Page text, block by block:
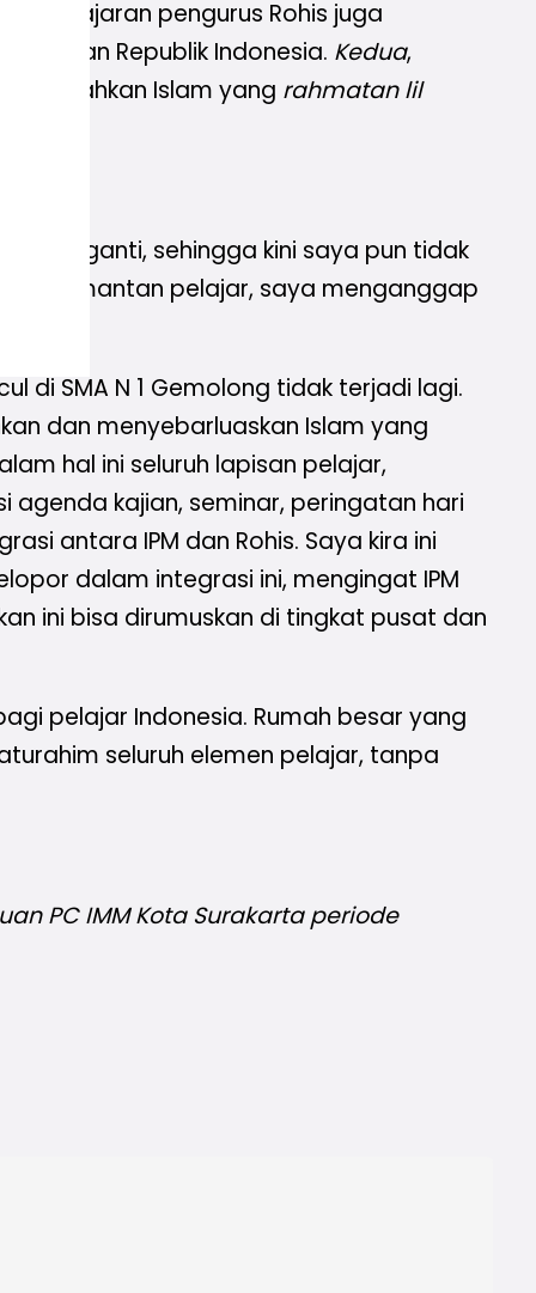
jajaran pengurus Rohis juga
Republik Indonesia. Kedua,
Islam yang rahmatan lil
berganti, sehingga kini saya pun tidak
mantan pelajar, saya menganggap
di SMA N 1 Gemolong tidak terjadi lagi.
dan menyebarluaskan Islam yang
hal ini seluruh lapisan pelajar,
agenda kajian, seminar, peringatan hari
antara IPM dan Rohis. Saya kira ini
dalam integrasi ini, mengingat IPM
ini bisa dirumuskan di tingkat pusat dan
pelajar Indonesia. Rumah besar yang
seluruh elemen pelajar, tanpa
PC IMM Kota Surakarta periode